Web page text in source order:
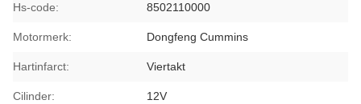
Hs-code: 8502110000
Motormerk: Dongfeng Cummins
Hartinfarct: Viertakt
Cilinder: 12V